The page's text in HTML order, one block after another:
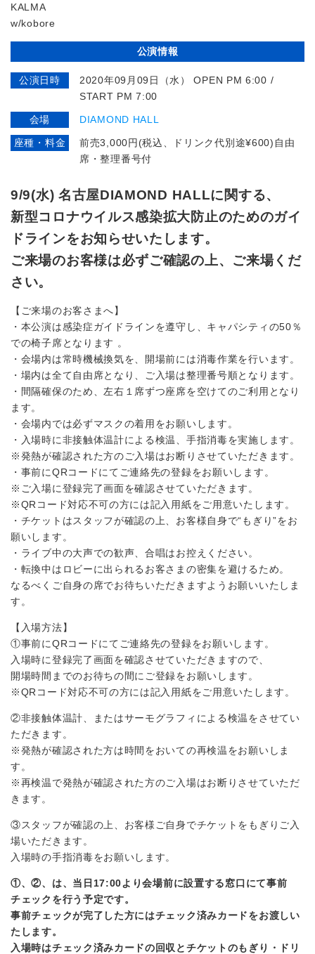
KALMA
w/kobore
公演情報
公演日時
2020年09月09日（水） OPEN PM 6:00 /
START PM 7:00
会場 DIAMOND HALL
座種・料金
前売3,000円(税込、ドリンク代別途¥600)自由
席・整理番号付
9/9(水) 名古屋DIAMOND HALLに関する、
新型コロナウイルス感染拡大防止のためのガイ
ドラインをお知らせいたします。
ご来場のお客様は必ずご確認の上、ご来場くだ
さい。
【ご来場のお客さまへ】
・本公演は感染症ガイドラインを遵守し、キャパシティの50％
での椅子席となります 。
・会場内は常時機械換気を、開場前には消毒作業を行います。
・場内は全て自由席となり、ご入場は整理番号順となります。
・間隔確保のため、左右１席ずつ座席を空けてのご利用となり
ます。
・会場内では必ずマスクの着用をお願いします。
・入場時に非接触体温計による検温、手指消毒を実施します。
※発熱が確認された方のご入場はお断りさせていただきます。
・事前にQRコードにてご連絡先の登録をお願いします。
※ご入場に登録完了画面を確認させていただきます。
※QRコード対応不可の方には記入用紙をご用意いたします。
・チケットはスタッフが確認の上、お客様自身で“もぎり”をお
願いします。
・ライブ中の大声での歓声、合唱はお控えください。
・転換中はロビーに出られるお客さまの密集を避けるため。
なるべくご自身の席でお待ちいただきますようお願いいたしま
す。
【入場方法】
①事前にQRコードにてご連絡先の登録をお願いします。
入場時に登録完了画面を確認させていただきますので、
開場時間までのお待ちの間にご登録をお願いします。
※QRコード対応不可の方には記入用紙をご用意いたします。
②非接触体温計、またはサーモグラフィによる検温をさせてい
ただきます。
※発熱が確認された方は時間をおいての再検温をお願いしま
す。
※再検温で発熱が確認された方のご入場はお断りさせていただ
きます。
③スタッフが確認の上、お客様ご自身でチケットをもぎりご入
場いただきます。
入場時の手指消毒をお願いします。
①、②、は、当日17:00より会場前に設置する窓口にて事前
チェックを行う予定です。
事前チェックが完了した方にはチェック済みカードをお渡しい
たします。
入場時はチェック済みカードの回収とチケットのもぎり・ドリ